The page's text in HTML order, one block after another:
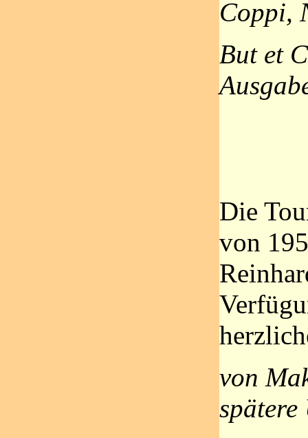
Coppi,
But et
Die
von
von
spätere